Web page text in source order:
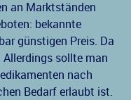
an Marktständen
bekannte
günstigen Preis. Da
sollte man
nach
Bedarf erlaubt ist.